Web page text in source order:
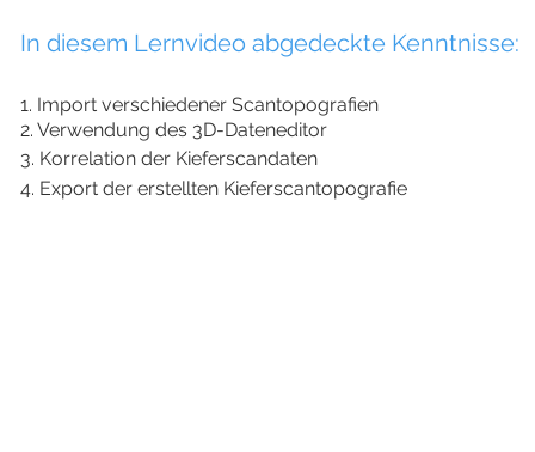
In diesem Lernvideo abgedeckte Kenntnisse:
1. Import verschiedener Scantopografien
2. Verwendung des 3D-Dateneditor
3. Korrelation der Kieferscandaten
4. Export der erstellten Kieferscantopografie